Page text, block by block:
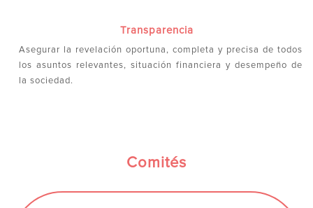
Transparencia
Asegurar la revelación oportuna, completa y precisa de todos
los asuntos relevantes, situación financiera y desempeño de
la sociedad.
Comités